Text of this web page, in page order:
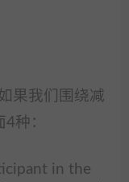
果我们围绕减
种：
in the